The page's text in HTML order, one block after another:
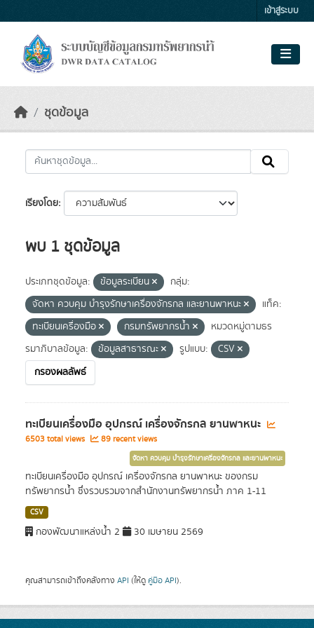
เข้าสู่ระบบ
ชุดข้อมูล
เรียงโดย
พบ 1 ชุดข้อมูล
ประเภทชุดข้อมูล: ข้อมูลระเบียน
กลุ่ม:
จัดหา ควบคุม บำรุงรักษาเครื่องจักรกล และยานพาหนะ
แท็ค:
ทะเบียนเครื่องมือ
กรมทรัพยากรน้ำ
หมวดหมู่ตามธร
รมาภิบาลข้อมูล:
ข้อมูลสาธารณะ รูปแบบ:
CSV
กรองผลลัพธ์
ทะเบียนเครื่องมือ อุปกรณ์ เครื่องจักรกล ยานพาหนะ
6503 total views 89 recent views
จัดหา ควบคุม บำรุงรักษาเครื่องจักรกล และยานพาหนะ
ทะเบียนเครื่องมือ อุปกรณ์ เครื่องจักรกล ยานพาหนะ ของกรม
ทรัพยากรน้ำ ซึ่งรวบรวมจากสำนักงานทรัพยากรน้ำ ภาค 1-11
CSV
กองพัฒนาแหล่งน้ำ 2 30 เมษายน 2569
คุณสามารถเข้าถึงคลังทาง API (ให้ดู คู่มือ API).